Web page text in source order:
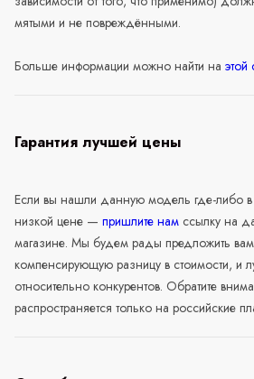
мятыми и не повреждёнными.
Больше информации можно найти на этой
Гарантия лучшей цены
Если вы нашли данную модель где-либо
низкой цене — пришлите нам ссылку на
магазине. Мы будем рады предложить
компенсирующую разницу в стоимости, и
относительно конкурентов. Обратите
распространяется только на российские